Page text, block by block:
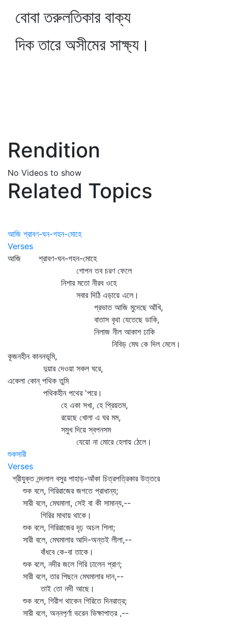
বোবা তরুলতিকার বাক্য
দিক তারে অসীমের সাক্ষ্য।
Rendition
No Videos to show
Related Topics
আজি শ্রাবণ-ঘন-গহন-মোহে
Verses
আজি শ্রাবণ-ঘন-গহন-মোহে
গোপন তব চরণ ফেলে
নিশার মতো নীরব ওহে
সবার দিঠি এড়ায়ে এলে।
প্রভাত আজি মুদেছে আঁখি,
বাতাস বৃথা যেতেছে ডাকি,
নিলাজ নীল আকাশ ঢাকি
নিবিড় মেঘ কে দিল মেলে।
কূজনহীন কাননভূমি,
দুয়ার দেওয়া সকল ঘরে,
একেলা কোন্‌ পথিক তুমি
পথিকহীন পথের 'পরে।
হে একা সখা, হে প্রিয়তম,
রয়েছে খোলা এ ঘর মম,
সমুখ দিয়ে স্বপনসম
যেয়ো না মোরে হেলায় ঠেলে।
শুকসারী
Verses
শ্রীযুক্ত নন্দলাল বসুর পাহাড়-আঁকা চিত্রপত্রিকার উত্তরে
শুক বলে, গিরিরাজের জগতে প্রাধান্য;
সারী বলে, মেঘমালা, সেই বা কী সামান্য,--
গিরির মাথায় থাকে।
শুক বলে, গিরিরাজের দৃঢ় অচল শিলা;
সারী বলে, মেঘমালার আদি-অন্তই লীলা,--
বাঁধবে কে-বা তাকে।
শুক বলে, নদীর জলে গিরি ঢালেন প্রাণ;
সারী বলে, তার পিছনে মেঘমালার দান,--
তাই তো নদী আছে।
শুক বলে, গিরীশ থাকেন গিরিতে দিনরাত্র;
সারী বলে, অন্নপূর্ণা ভরেন ভিক্ষাপাত্র ,--